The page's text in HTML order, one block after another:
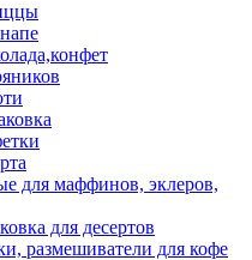
для маффинов, эклеров,
для десертов
размешиватели для кофе